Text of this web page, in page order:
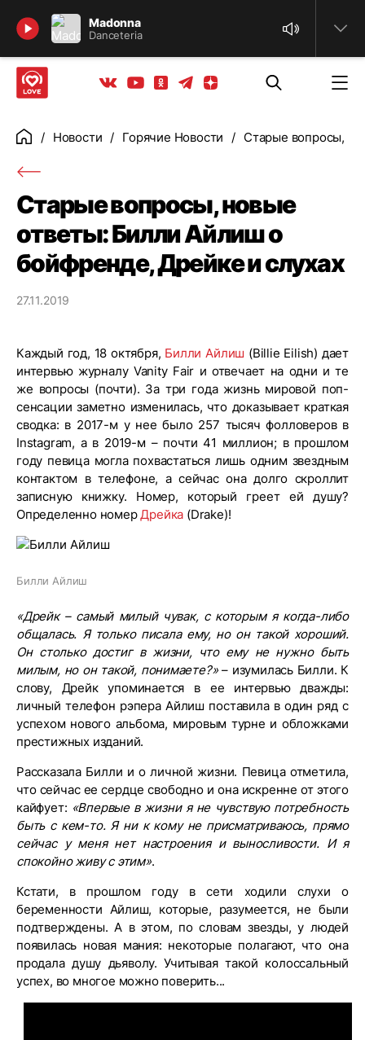
Madonna
Danceteria
Найти
Вконтакте
YoutubeОдноклассники
ТелеграмЯндекс дзен
ГлавнаяНовости Горячие Новости Старые вопросы,
Старые вопросы, новые
ответы: Билли Айлиш о
бойфренде, Дрейке и слухах
27.11.2019
Каждый год, 18 октября, Билли Айлиш (Billie Eilish) дает
интервью журналу Vanity Fair и отвечает на одни и те
же вопросы (почти). За три года жизнь мировой поп-
сенсации заметно изменилась, что доказывает краткая
сводка: в 2017-м у нее было 257 тысяч фолловеров в
Instagram, а в 2019-м – почти 41 миллион; в прошлом
году певица могла похвастаться лишь одним звездным
контактом в телефоне, а сейчас она долго скроллит
записную книжку. Номер, который греет ей душу?
Определенно номерДрейка (Drake)!
Билли Айлиш
«Дрейк – самый милый чувак, с которым я когда-либо
общалась. Я только писала ему, но он такой хороший.
Он столько достиг в жизни, что ему не нужно быть
милым, но он такой, понимаете?»– изумилась Билли. К
слову, Дрейк упоминается в ее интервью дважды:
личный телефон рэпера Айлиш поставила в один ряд с
успехом нового альбома, мировым турне и обложками
престижных изданий.
Рассказала Билли и о личной жизни. Певица отметила,
что сейчас ее сердце свободно и она искренне от этого
кайфует: «Впервые в жизни я не чувствую потребность
быть с кем-то. Я ни к кому не присматриваюсь, прямо
сейчас у меня нет настроения и выносливости. И я
спокойно живу с этим».
Кстати, в прошлом году в сети ходили слухи о
беременности Айлиш, которые, разумеется, не были
подтверждены. А в этом, по словам звезды, у людей
появилась новая мания: некоторые полагают, что она
продала душу дьяволу. Учитывая такой колоссальный
успех, во многое можно поверить...